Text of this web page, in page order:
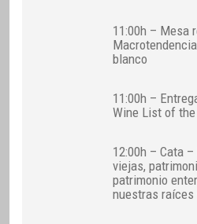
11:00h – Mesa
blanco
11:00h –
Wine List of the
12:00h – Cata
viejas,
patrimonio
nuestras raíces